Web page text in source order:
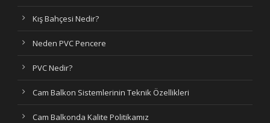
Kış Bahçesi Nedir?
Neden PVC Pencere
PVC Nedir?
Cam Balkon Sistemlerinin Teknik Özellikleri
Cam Balkonda Kalite Politikamız